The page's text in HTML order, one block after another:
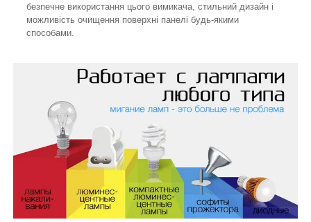
безпечне використання цього вимикача, стильний дизайн і
можливість очищення поверхні панелі будь-якими
способами.